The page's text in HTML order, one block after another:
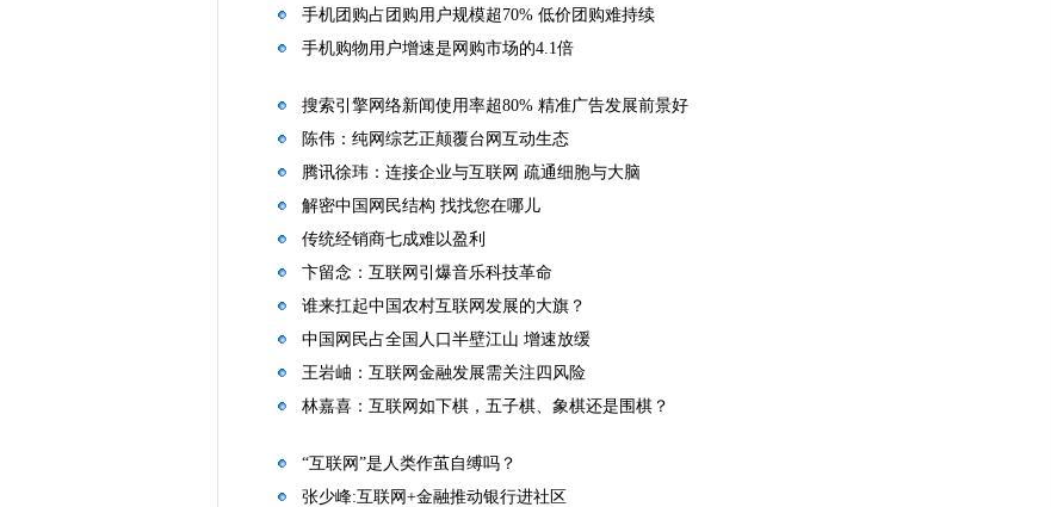
手机团购占团购用户规模超70% 低价团购难持续
手机购物用户增速是网购市场的4.1倍
搜索引擎网络新闻使用率超80% 精准广告发展前景好
陈伟：纯网综艺正颠覆台网互动生态
腾讯徐玮：连接企业与互联网 疏通细胞与大脑
解密中国网民结构 找找您在哪儿
传统经销商七成难以盈利
卞留念：互联网引爆音乐科技革命
谁来扛起中国农村互联网发展的大旗？
中国网民占全国人口半壁江山 增速放缓
王岩岫：互联网金融发展需关注四风险
林嘉喜：互联网如下棋，五子棋、象棋还是围棋？
“互联网”是人类作茧自缚吗？
张少峰:互联网+金融推动银行进社区